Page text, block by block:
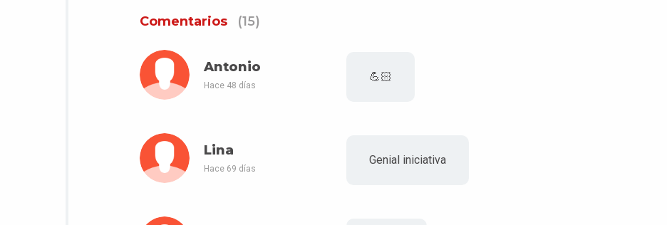
Comentarios (15)
Antonio
Hace 48 días
💪🏻
Lina
Hace 69 días
Genial iniciativa